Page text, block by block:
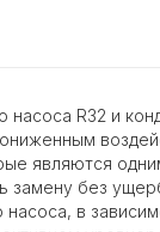
R32 и
являются
замену без
в